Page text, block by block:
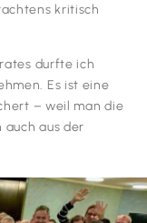
kritisch
durfte ich
Es ist eine
– weil man die
aus der